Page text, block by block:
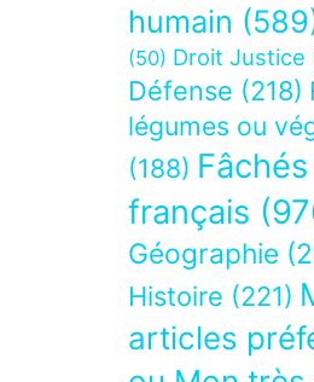
humain
(50) Droit Justice
Défense (218)
légumes ou
(188)
français
Géographie
Histoire (221)
articles